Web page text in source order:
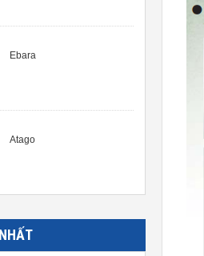
Ebara
Atago